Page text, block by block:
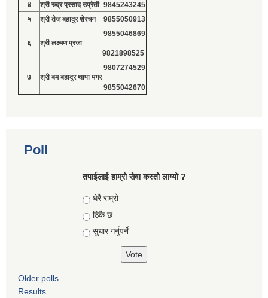
४
श्री रुद्र प्रसाद उप्रेती 9845243245
५
श्री तेज बहादुर शेरचन 9855050913
६ श्री लक्ष्मण प्रजा
9855046869
9821898525
७ श्री बम बहादुर थापा मगर
9807274529
9855042670
Poll
तपाईलाई हाम्रो सेवा कस्तो लाग्यो ?
Choices
धेरै राम्रो
ठिकै छ
सुधार गर्नुपर्ने
Older polls
Results